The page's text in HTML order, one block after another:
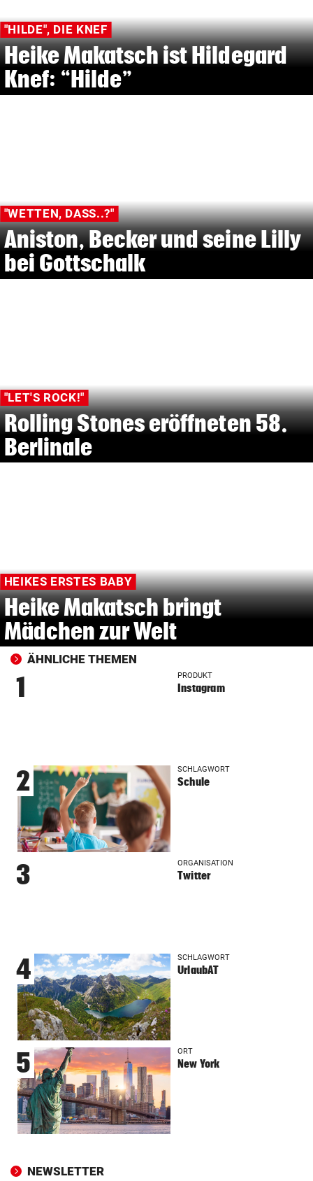
"HILDE", DIE KNEF
Heike Makatsch ist Hildegard
Knef: “Hilde”
"WETTEN, DASS..?"
Aniston, Becker und seine Lilly
bei Gottschalk
"LET'S ROCK!"
Rolling Stones eröffneten 58.
Berlinale
HEIKES ERSTES BABY
Heike Makatsch bringt
Mädchen zur Welt
ÄHNLICHE THEMEN
1 PRODUKT
Instagram
2 SCHLAGWORT
Schule
3 ORGANISATION
Twitter
4 SCHLAGWORT
UrlaubAT
5 ORT
New York
NEWSLETTER